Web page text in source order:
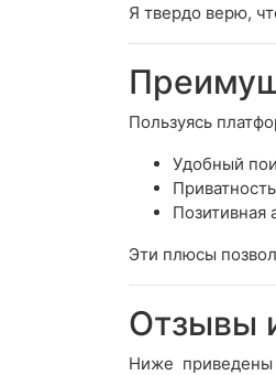
Я твердо верю,
Пользуясь
Удобный
Позитивная
Эти плюсы
Отзывы
Ниже приведены